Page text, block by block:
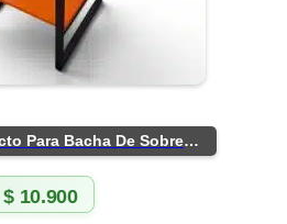
Vanitorio Compacto Para Bacha De Sobreponer
$10.900